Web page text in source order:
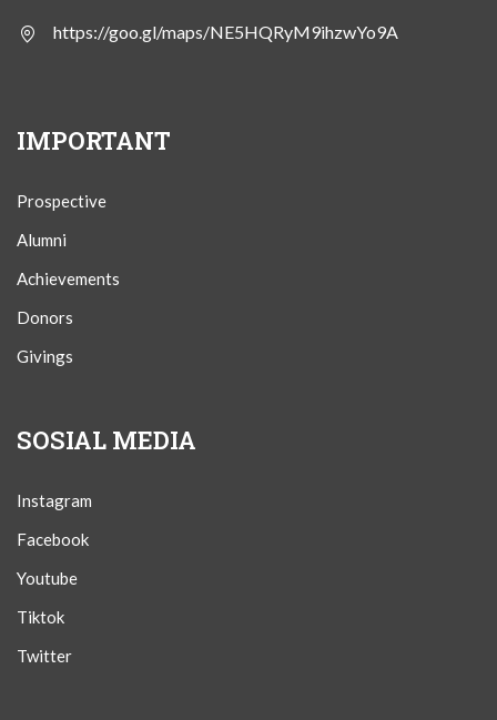
https://goo.gl/maps/NE5HQRyM9ihzwYo9A
IMPORTANT
Prospective
Alumni
Achievements
Donors
Givings
SOSIAL MEDIA
Instagram
Facebook
Youtube
Tiktok
Twitter